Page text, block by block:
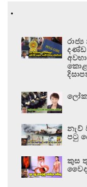
.
දණ්ඩ
නැව්
පටු
කුස